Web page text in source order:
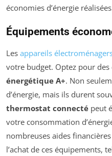
économies d’énergie
Équipements
Les appareils
votre budget. Optez pour
énergétique A+. Non
d’énergie, mais ils durent
thermostat connecté peut
votre consommation
nombreuses aides
l’achat de ces équipements,